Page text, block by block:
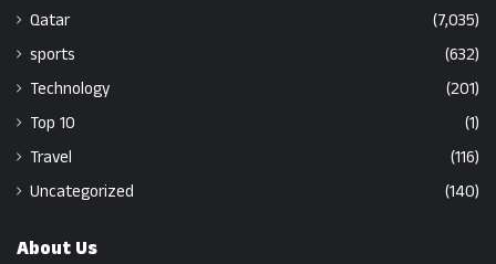
Qatar
(7,035)
sports
(632)
Technology
(201)
Top 10
(1)
Travel
(116)
Uncategorized
(140)
About Us